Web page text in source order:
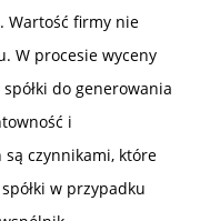
Wartość firmy nie
W procesie wyceny
do generowania
i
czynnikami, które
w przypadku